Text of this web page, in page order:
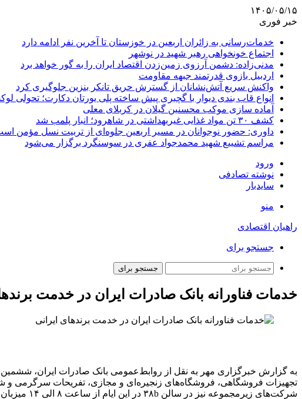
۱۴۰۵/۰۵/۱۵
خبر فوری
خدمات‌رسانی به زائران اربعین در خوزستان تا آخرین نفر ادامه دارد
اجتماع خونخواهی رهبر شهید در نوشهر
مدنی‌زاده: دشمن آرزوی زمین‌زدن اقتصاد ایران را به گور خواهد برد
اردبیل بازوی قدرتمند جبهه مقاومت
واکنش سریع آتش‌نشانان از گسترش حریق تانکر بنزین جلوگیری کرد
انواع قاب بندی دیوار با گچبری پیش ساخته پلی یورتان دکارت؛
آماده سازی موکب محسنین گیلان در کربلای معلی
کشف ۳۰ تن مواد غذایی غیربهداشتی در شاهرود؛ انبار پلمب شد
داوری: حضور نوجوانان در مسیر اربعین جلوه‌ای از تربیت نسل مؤمن
مراسم تشییع شهید محمدجواد عفری در سوسنگرد برگزار می‌شود
ورود
نوشته تصادفی
سایدبار
منو
راهیان اقتصادی
جستجو برای
جستجو برای
خدمات فناورانه بانک صادرات ایران در خدمت
تجهیزات فروشگاهی، فروشگاه‌های زنجیره‌ای و مجازی، تفریحات سرگرمی و
شرکت‌های زیرمجموعه نیز در سالن ۳۸b در این ایام از ساعت ۸ الی ۱۴ میزبان علاقه‌مندان است.